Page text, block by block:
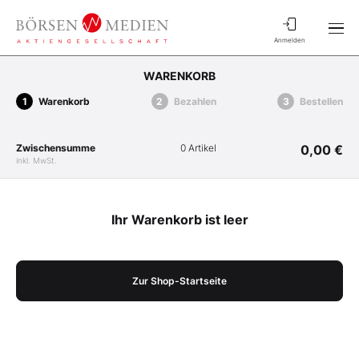
Anmelden
WARENKORB
Warenkorb Bezahlen Bestellen
Zwischensumme
inkl. MwSt.
0 Artikel 0,00 €
Ihr Warenkorb ist leer
Zur Shop-Startseite